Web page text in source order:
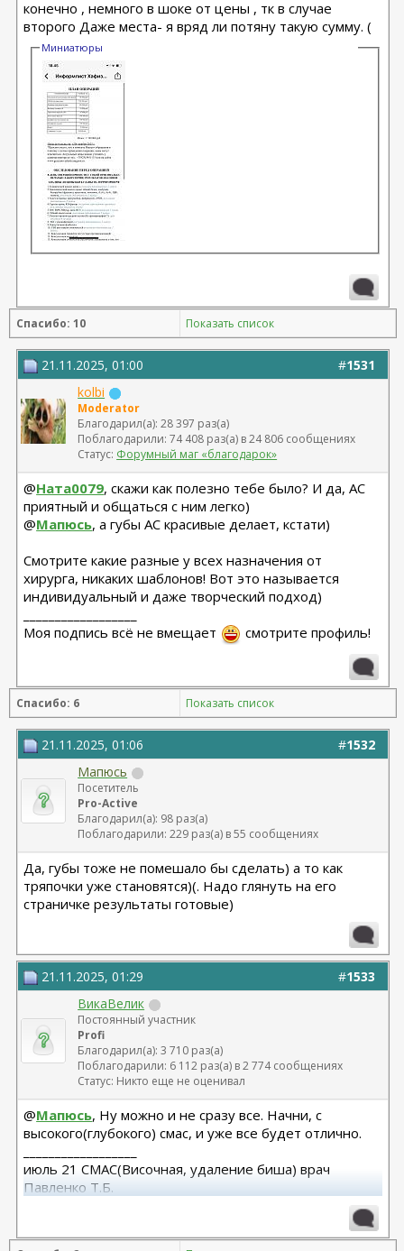
конечно , немного в шоке от цены , тк в случае
второго Даже места- я вряд ли потяну такую сумму. (
Миниатюры
Спасибо: 10 Показать список
#1531
21.11.2025, 01:00
kolbi
Moderator
Благодарил(а): 28 397 раз(а)
Поблагодарили: 74 408 раз(а) в 24 806 сообщениях
Статус: Форумный маг «благодарок»
@Ната0079, скажи как полезно тебе было? И да, АС
приятный и общаться с ним легко)
@Мапюсь, а губы АС красивые делает, кстати)
Смотрите какие разные у всех назначения от
хирурга, никаких шаблонов! Вот это называется
индивидуальный и даже творческий подход)
Моя подпись всё не вмещает
смотрите профиль!
Спасибо: 6 Показать список
#1532
21.11.2025, 01:06
Мапюсь
Посетитель
Pro-Active
Благодарил(а): 98 раз(а)
Поблагодарили: 229 раз(а) в 55 сообщениях
Да, губы тоже не помешало бы сделать) а то как
тряпочки уже становятся)(. Надо глянуть на его
страничке результаты готовые)
#1533
21.11.2025, 01:29
ВикаВелик
Постоянный участник
Profi
Благодарил(а): 3 710 раз(а)
Поблагодарили: 6 112 раз(а) в 2 774 сообщениях
Статус: Никто еще не оценивал
@Мапюсь, Ну можно и не сразу все. Начни, с
высокого(глубокого) смас, и уже все будет отлично.
июль 21 СМАС(Височная, удаление биша) врач
Павленко Т.Б.